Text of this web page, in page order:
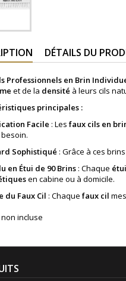
DÉTAILS DU
Professionnels en Brin
et de la densité à leurs cils
principales :
Facile : Les faux cils en
Sophistiqué : Grâce à ces
en Étui de 90 Brins : Chaque
en cabine ou à domicile.
du Faux Cil : Chaque faux cil
incluse